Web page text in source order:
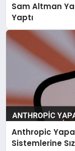
Sam Altman
Yaptı
Anthropic
Sistemlerine